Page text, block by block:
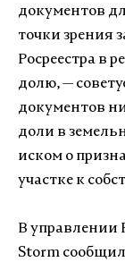
документов
точки зрения
Росреестра в
долю, —
документов
доли в
иском о
участке к
В управлении
Storm